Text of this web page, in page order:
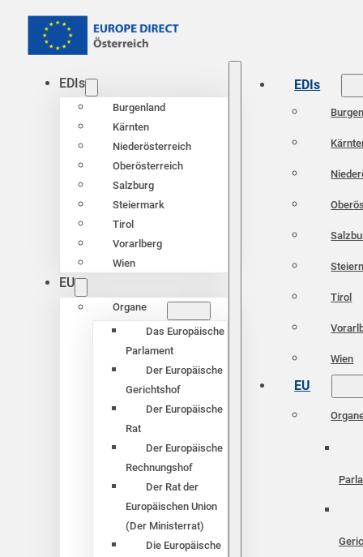
EDIs
Burgenland
Kärnten
Niederösterreich
Oberösterreich
Salzburg
Steiermark
Tirol
Vorarlberg
Wien
EU
Organe
Das Europäische
Parlament
Der Europäische
Gerichtshof
Der Europäische
Rat
Der Europäische
Rechnungshof
Der Rat der
Europäischen Union
(Der Ministerrat)
Die Europäische
EDIs
Tirol
Wien
EU